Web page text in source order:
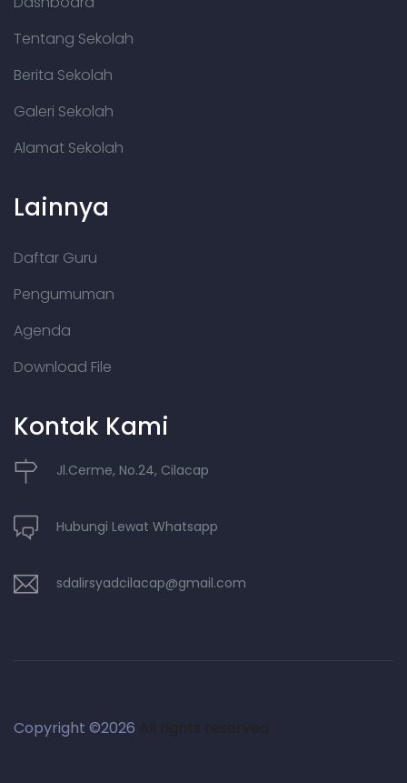
Tentang Sekolah
Berita Sekolah
Galeri Sekolah
Alamat Sekolah
Lainnya
Daftar Guru
Pengumuman
Agenda
Download File
Kontak Kami
Jl.Cerme, No.24, Cilacap
Hubungi Lewat Whatsapp
sdalirsyadcilacap@gmail.com
Copyright ©2026 All rights reserved